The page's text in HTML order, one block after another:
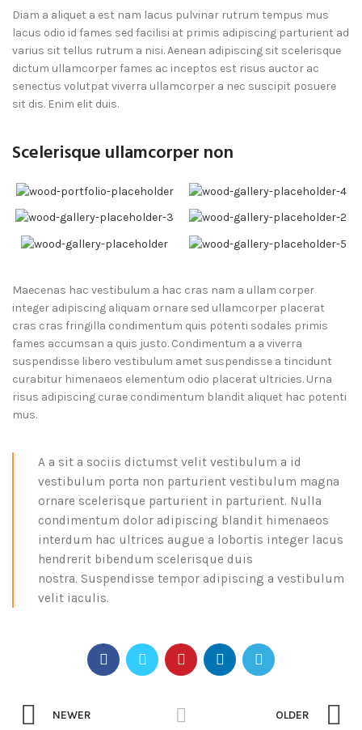
Diam a aliquet a est nam lacus pulvinar rutrum tempus mus
lacus odio id fames sed facilisi at primis adipiscing parturient ad
varius sit tellus rutrum a nisi. Aenean adipiscing sit scelerisque
dictum ullamcorper fames ac inceptos est risus auctor ac
senectus volutpat viverra ullamcorper a nec suscipit posuere
sit dis. Enim elit duis.
Scelerisque ullamcorper non
Maecenas hac vestibulum a hac cras nam a ullam corper
integer adipiscing aliquam ornare sed ullamcorper placerat
cras cras fringilla condimentum quis potenti sodales primis
fames accumsan a quis justo. Condimentum a a viverra
suspendisse libero vestibulum amet suspendisse a tincidunt
curabitur himenaeos elementum odio placerat ultricies. Urna
risus adipiscing curae condimentum blandit aliquet hac potenti
mus.
A a sit a sociis dictumst velit vestibulum a id
vestibulum porta non parturient vestibulum magna
ornare scelerisque parturient in parturient. Nulla
condimentum dolor adipiscing blandit himenaeos
interdum hac ultrices augue a lobortis integer lacus
hendrerit bibendum scelerisque duis
nostra. Suspendisse tempor adipiscing a vestibulum
velit iaculis.
NEWER OLDER